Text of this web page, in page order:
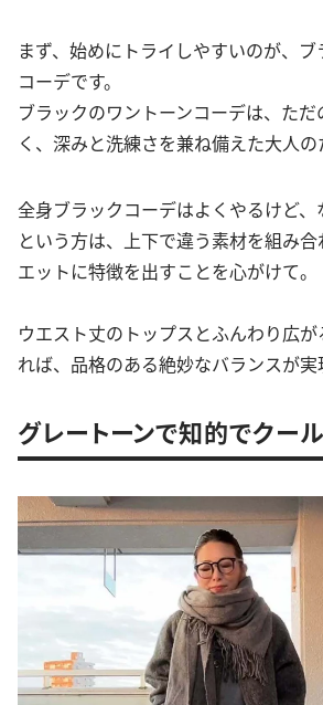
まず、始めにトライしやすいのが、
コーデです。
ブラックのワントーンコーデは、た
く、深みと洗練さを兼ね備えた大人の
全身ブラックコーデはよくやるけど
という方は、上下で違う素材を組み
エットに特徴を出すことを心がけて。
ウエスト丈のトップスとふんわり広
れば、品格のある絶妙なバランスが実
グレートーンで知的でクー